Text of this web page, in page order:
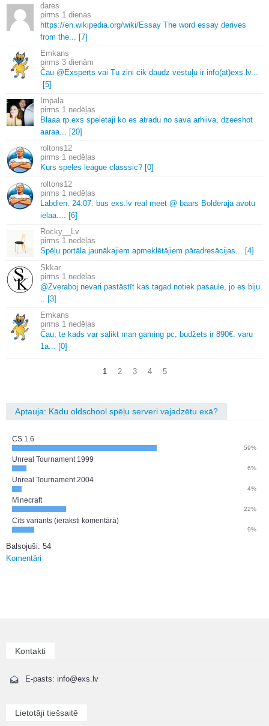
dares
1 dienas
https://en.wikipedia.org/wiki/Essay The word essay derives
from the... [7]
Emkans
3 dienām
Čau @Exsperts vai Tu zini cik daudz vēstuļu ir info(at)exs. lv...
[5]
Impala
1 nedēļas
Blaaa rp.exs speletaji ko es atradu no sava arhiiva, dzeeshot
aaraa... [20]
roltons12
1 nedēļas
Kurs speles league classsic? [0]
roltons12
1 nedēļas
Labdien. 24.07. bus exs. lv real meet @ baars Bolderaja avotu
ielaa.... [6]
Rocky__Lv
1 nedēļas
Spēļu portāla jaunākajiem apmeklētājiem pāradresācijas... [4]
Skkar.
1 nedēļas
@Zveraboj nevari pastāstīt kas tagad notiek pasaule, jo es biju.
.. [3]
Emkans
1 nedēļas
Čau, te kads var salikt man gaming pc, budžets ir 890€. varu
1a... [0]
1 2 3 4 5
Aptauja: Kādu oldschool spēļu serveri vajadzētu exā?
CS 1.6
59%
Unreal Tournament 1999
6%
Unreal Tournament 2004
4%
Minecraft
22%
Cits variants (ieraksti komentārā)
9%
Balsojuši: 54
Komentāri
Kontakti
E-pasts: info@exs.lv
Lietotāji tiešsaitē